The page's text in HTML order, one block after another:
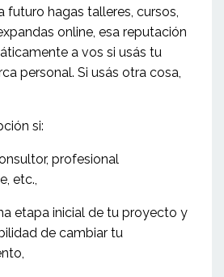
futuro hagas talleres, cursos,
online, esa reputación
a vos si usás tu
personal. Si usás otra cosa,
si:
profesional
etc.,
etapa inicial de tu proyecto y
de cambiar tu